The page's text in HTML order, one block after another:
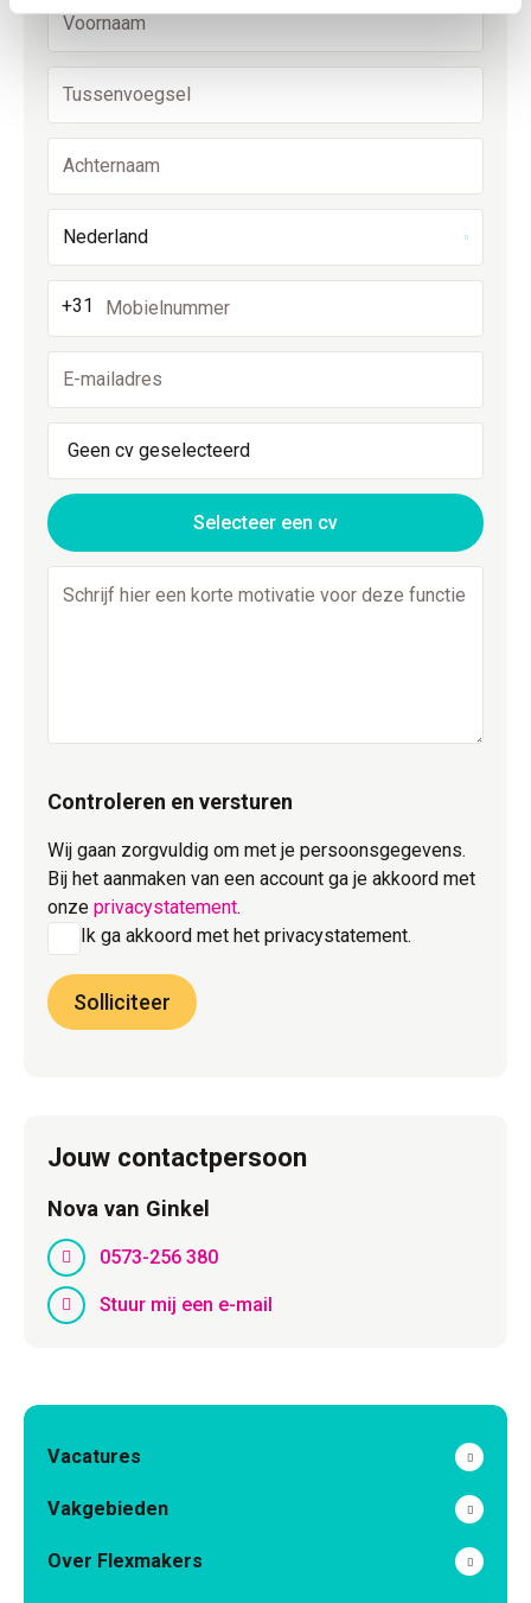
Nederland
+31
Geen cv geselecteerd
Selecteer een cv
Controleren en versturen
Wij gaan zorgvuldig om met je persoonsgegevens.
Bij het aanmaken van een account ga je akkoord met
onze privacystatement.
Ik ga akkoord met het privacystatement.
Solliciteer
Jouw contactpersoon
Nova van Ginkel
0573-256 380
Stuur mij een e-mail
Vacatures
Vakgebieden
Over Flexmakers